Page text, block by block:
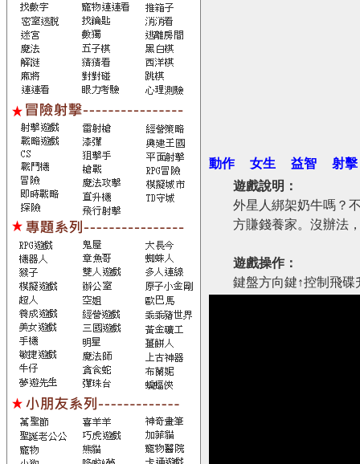
動作 女生 益智
射擊
遊戲說明：
外星人綁架奶牛嗎？
方賺錢養家。沒辦法
遊戲操作：
鍵盤方向鍵↑控制飛